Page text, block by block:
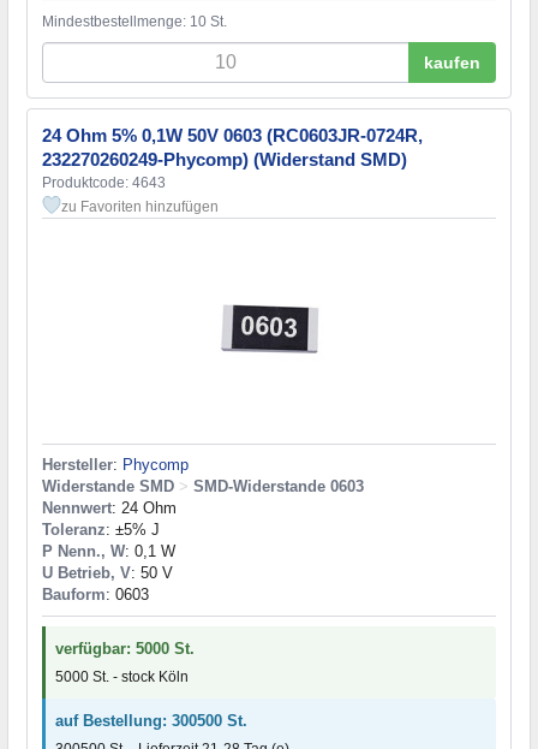
Mindestbestellmenge: 10 St.
kaufen
24 Ohm 5% 0,1W 50V 0603 (RC0603JR-0724R,
232270260249-Phycomp) (Widerstand SMD)
Produktcode: 4643
zu Favoriten hinzufügen
Hersteller: Phycomp
Widerstande SMD > SMD-Widerstande 0603
Nennwert: 24 Ohm
Toleranz: ±5% J
P Nenn., W: 0,1 W
U Betrieb, V: 50 V
Bauform: 0603
verfügbar: 5000 St.
5000 St. - stock Köln
auf Bestellung: 300500 St.